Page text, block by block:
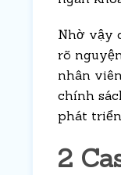
Nhờ vậy
rõ
nhân
chính
phát
2